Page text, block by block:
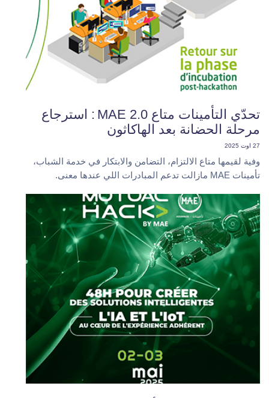
تحدّي التأمينات متاع MAE 2.0 : استرجاع
مرحلة الحضانة بعد الهاكاثون
27 اوت 2025
وفية لقيمها متاع الالتزام، التضامن والابتكار في خدمة الشباب،
تأمينات MAE مازالت تدعم المبادرات اللي عندها معنى.